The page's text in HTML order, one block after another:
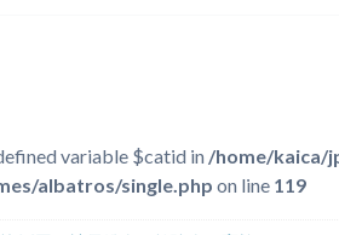
variable $catid in /home/kaica/
albatros/single.php on line 119